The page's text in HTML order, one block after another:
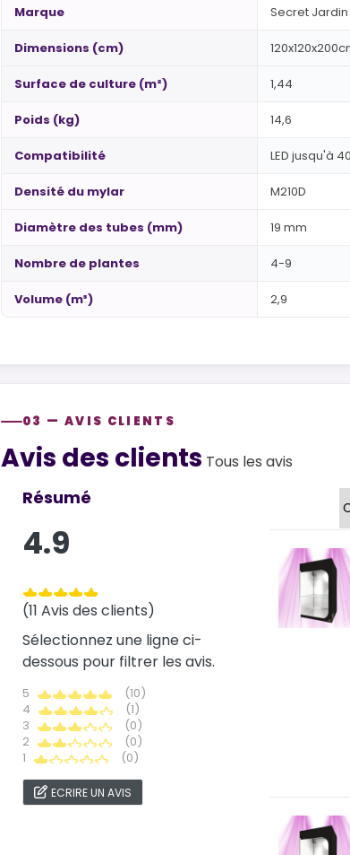
Marque Secret Jardin
Dimensions (cm)
Surface de culture (m²) 1,44
Poids (kg) 14,6
Compatibilité LED jusqu'à
Densité du mylar M210D
Diamètre des tubes (mm) 19 mm
Nombre de plantes 4-9
Volume (m³) 2,9
03 — AVIS CLIENTS
Customer reviews
Avis des clients Tous les avis
Résumé
4.9
(11 Avis des clients)
Sélectionnez une ligne ci-
dessous pour filtrer les avis.
5
(10)
4
(1)
3
(0)
2
(0)
1
(0)
ECRIRE UN AVIS